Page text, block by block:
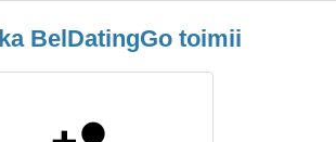
BelDatingGo toimii